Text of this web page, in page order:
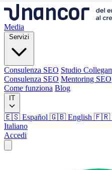
Media
Servizi
Consulenza SEO Studio
Consulenza SEO Mentoring SEO
Come funziona Blog
IT
🇪🇸 Español 🇬🇧 English 🇫🇷
Italiano
Accedi